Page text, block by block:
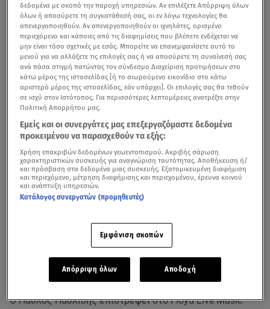
Ο Παύλος Παυλίδης επιστρέφει στο Floyd Live Music
δεδομένα με σκοπό την παροχή υπηρεσιών. Αν επιλέξετε Απόρριψη όλων
όλων ή αποσύρετε τη συγκατάθεσή σας, οι εν λόγω τεχνολογίες θα
απενεργοποιηθούν. Αν απενεργοποιηθούν οι ιχνηλάτες, ορισμένο
περιεχόμενο και κάποιες από τις διαφημίσεις που βλέπετε ενδέχεται να
μην είναι τόσο σχετικές με εσάς. Μπορείτε να επανεμφανίσετε αυτό το
μενού για να αλλάξετε τις επιλογές σας ή να αποσύρετε τη συναίνεσή σας
ανά πάσα στιγμή πατώντας τον σύνδεσμο Διαχείριση προτιμήσεων στο
κάτω μέρος της ιστοσελίδας [ή το αιωρούμενο εικονίδιο στο κάτω
αριστερό μέρος της ιστοσελίδας, εάν υπάρχει]. Οι επιλογές σας θα τεθούν
σε ισχύ στον Ιστότοπος. Για περισσότερες λεπτομέρειες ανατρέξτε στην
Πολιτική Απορρήτου μας.
Εμείς και οι συνεργάτες μας επεξεργαζόμαστε δεδομένα
προκειμένου να παρασχεθούν τα εξής:
Χρήση επακριβών δεδομένων γεωεντοπισμού. Ακριβής σάρωση
χαρακτηριστικών συσκευής για αναγνώριση ταυτότητας. Αποθήκευση ή/
και πρόσβαση στα δεδομένα μιας συσκευής. Εξατομικευμένη διαφήμιση
και περιεχόμενο, μέτρηση διαφήμισης και περιεχομένου, έρευνα κοινού
και ανάπτυξη υπηρεσιών.
Κατάλογος συνεργατών (προμηθευτές)
Εμφάνιση σκοπών
Απόρριψη όλων Αποδοχή